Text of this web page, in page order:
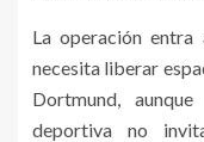
La operación
necesita liberar
Dortmund,
deportiva no